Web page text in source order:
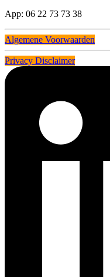
App: 06 22 73 73 38
Algemene Voorwaarden
Privacy Disclaimer